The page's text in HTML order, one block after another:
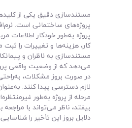
مستندسازی دقیق یکی از
پروژه‌های ساختمانی است.
پروژه به‌طور خودکار اطلاعات
کار، هزینه‌ها و تغییرات را
مستندسازی به ناظران و
می‌دهد که از وضعیت واقعی
در صورت بروز مشکلات،
لازم دسترسی پیدا کنند.
مرحله از پروژه به‌طور
بیفتد، ناظر می‌تواند با
دلایل بروز این تأخیر را